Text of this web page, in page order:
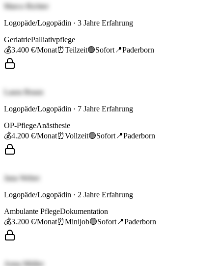
Marco Richter
Logopäde/Logopädin · 3 Jahre Erfahrung
GeriatriePalliativpflege
💰3.400 €/Monat⏰Teilzeit🟢Sofort 📍Paderborn
Laura Braun
Logopäde/Logopädin · 7 Jahre Erfahrung
OP-PflegeAnästhesie
💰4.200 €/Monat⏰Vollzeit🟢Sofort 📍Paderborn
Jana Weber
Logopäde/Logopädin · 2 Jahre Erfahrung
Ambulante PflegeDokumentation
💰3.200 €/Monat⏰Minijob🟢Sofort 📍Paderborn
Anna Müller